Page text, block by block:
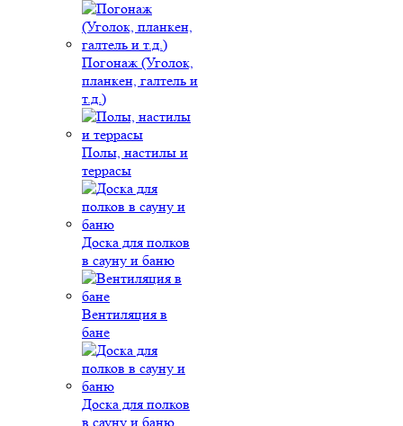
Погонаж (Уголок,
планкен, галтель и
т.д.)
Полы, настилы и
террасы
Доска для полков
в сауну и баню
Вентиляция в
бане
Доска для полков
в сауну и баню